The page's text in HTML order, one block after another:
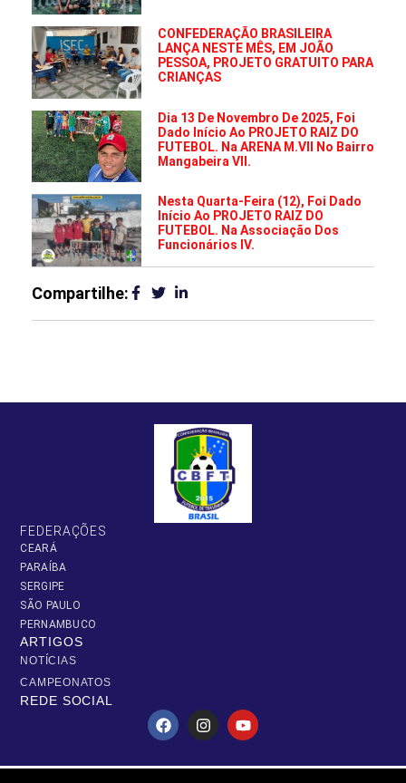
CONFEDERAÇÃO BRASILEIRA
LANÇA NESTE MÊS, EM JOÃO
PESSOA, PROJETO GRATUITO PARA
CRIANÇAS
Dia 13 De Novembro De 2025, Foi
Dado Início Ao PROJETO RAIZ DO
FUTEBOL. Na ARENA M.VII No Bairro
Mangabeira VII.
Nesta Quarta-Feira (12), Foi Dado
Início Ao PROJETO RAIZ DO
FUTEBOL. Na Associação Dos
Funcionários IV.
Compartilhe:
FEDERAÇÕES
CEARÁ
PARAÍBA
SERGIPE
SÃO PAULO
PERNAMBUCO
ARTIGOS
NOTÍCIAS
CAMPEONATOS
REDE SOCIAL